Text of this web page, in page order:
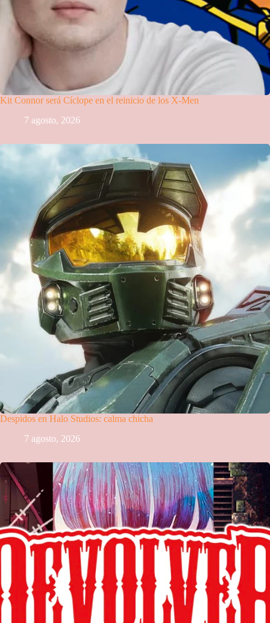
Kit Connor será Cíclope en el reinicio de los X-Men
7 agosto, 2026
Despidos en Halo Studios: calma chicha
7 agosto, 2026